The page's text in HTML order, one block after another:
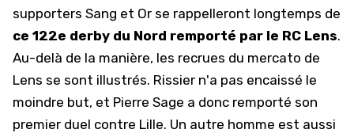
supporters Sang et Or se rappelleront longtemps de
ce 122e derby du Nord remporté par le RC Lens.
Au-delà de la manière, les recrues du mercato de
Lens se sont illustrés. Rissier n'a pas encaissé le
moindre but, et Pierre Sage a donc remporté son
premier duel contre Lille. Un autre homme est aussi